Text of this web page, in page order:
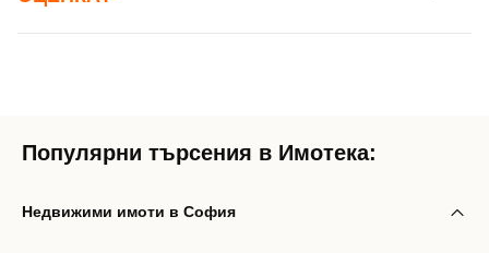
Популярни търсения в Имотека:
Недвижими имоти в София